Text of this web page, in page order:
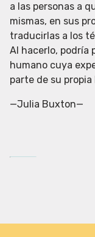
a las personas a
mismas, en sus
traducirlas a los
Al hacerlo, podría
humano cuya
parte de su
—Julia Buxton—